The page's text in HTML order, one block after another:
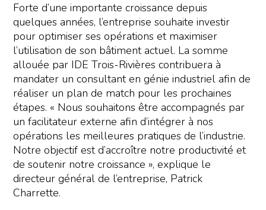
Forte d’une importante croissance depuis
quelques années, l’entreprise souhaite investir
pour optimiser ses opérations et maximiser
l’utilisation de son bâtiment actuel. La somme
allouée par IDE Trois-Rivières contribuera à
mandater un consultant en génie industriel afin de
réaliser un plan de match pour les prochaines
étapes. « Nous souhaitons être accompagnés par
un facilitateur externe afin d’intégrer à nos
opérations les meilleures pratiques de l’industrie.
Notre objectif est d’accroître notre productivité et
de soutenir notre croissance », explique le
directeur général de l’entreprise, Patrick
Charrette.